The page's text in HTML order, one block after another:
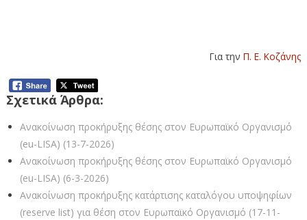
Για τηνΠ. Ε. Κοζάνης
Σχετικά Άρθρα:
Ανακοίνωση προκήρυξης θέσης στον Ευρωπαϊκό Οργανισμό
(eu-LISA) (13-7-2026)
Ανακοίνωση προκήρυξης θέσης στον Ευρωπαϊκό Οργανισμό
(eu-LISA) (6-3-2026)
Ανακοίνωση προκήρυξης κατάρτισης καταλόγου υποψηφίων
(reserve list) για θέση στον Ευρωπαϊκό Οργανισμό (17-11-